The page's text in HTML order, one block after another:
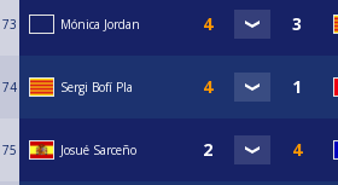
73 Mónica Jordan
74 Sergi Bofí Pla
75 Josué Sarceño